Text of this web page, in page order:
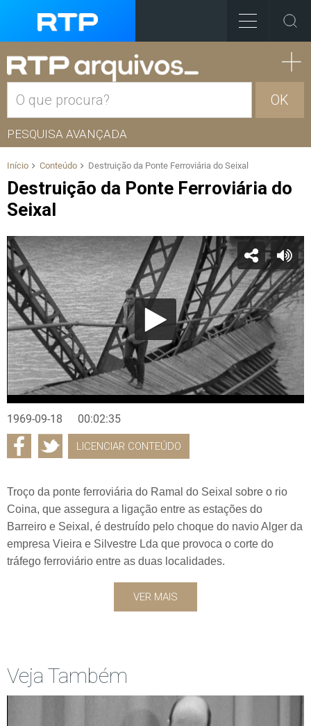
OK
PESQUISA AVANÇADA
Início Conteúdo Destruição da Ponte Ferroviária do Seixal
Destruição da Ponte Ferroviária do
Seixal
1969-09-18 00:02:35
LICENCIAR CONTEÚDO
Troço da ponte ferroviária do Ramal do Seixal sobre o rio
Coina, que assegura a ligação entre as estações do
Barreiro e Seixal, é destruído pelo choque do navio Alger da
empresa Vieira e Silvestre Lda que provoca o corte do
tráfego ferroviário entre as duas localidades.
VER MAIS
Veja Também